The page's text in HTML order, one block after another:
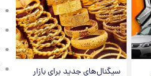
سیگنال‌های جدید برای بازار